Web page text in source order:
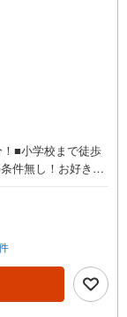
■小学校まで徒歩
件無し！お好きな
！こちらでは当
＜豊富な不動産知
わず不動産を取
設、子育て環境
により良い物件選
トさせて頂きま